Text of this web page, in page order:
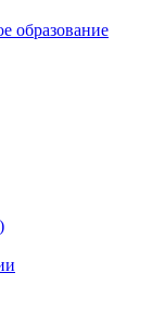
образование